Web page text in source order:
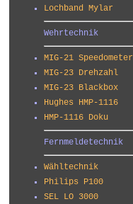
Lochband Mylar
Wehrtechnik
MIG-21 Speedometer
MIG-23 Drehzahl
MIG-23 Blackbox
Hughes HMP-1116
HMP-1116 Doku
Fernmeldetechnik
Wähltechnik
Philips P100
SEL LO 3000